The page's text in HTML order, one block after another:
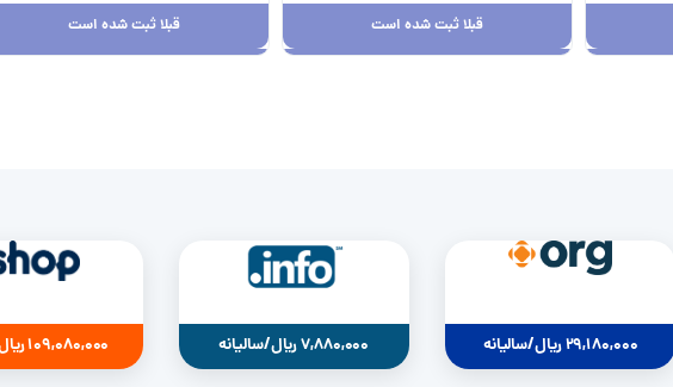
قبلا ثبت شده است
قبلا ثبت شده است
29,180,000 ریال/سالیانه 7,880,000 ریال/سالیانه 109,080,000 ریال/سالیانه